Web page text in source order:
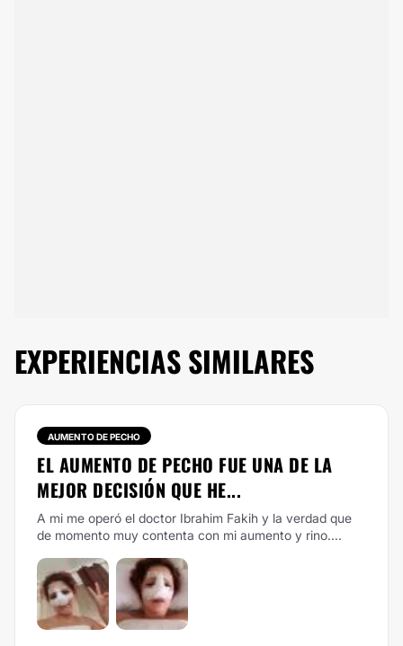
EXPERIENCIAS SIMILARES
AUMENTO DE PECHO
EL AUMENTO DE PECHO FUE UNA DE LA
MEJOR DECISIÓN QUE HE...
A mi me operó el doctor Ibrahim Fakih y la verdad que
de momento muy contenta con mi aumento y rino....